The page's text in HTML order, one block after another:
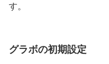
す。
グラボの初期設定